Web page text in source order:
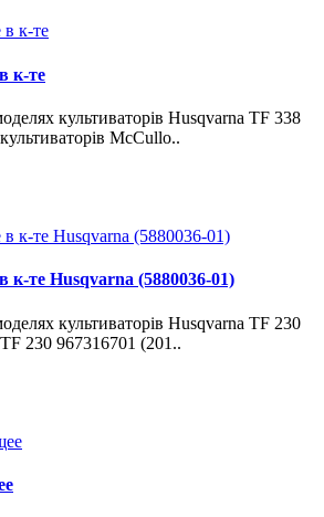
к-те
культиваторів Husqvarna TF 338
McCullo..
те Husqvarna (5880036-01)
культиваторів Husqvarna TF 230
230 967316701 (201..